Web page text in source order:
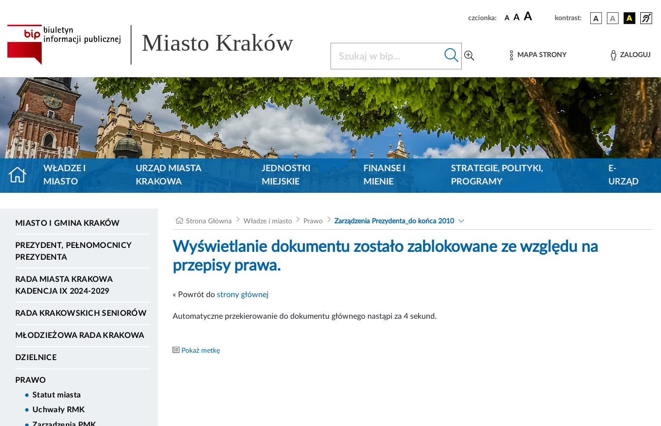
czcionka: A A A kontrast:
Miasto Kraków MAPA STRONY ZALOGUJ
WŁADZE I
MIASTO
URZĄD MIASTA
KRAKOWA
JEDNOSTKI
MIEJSKIE
FINANSE I
MIENIE
STRATEGIE, POLITYKI,
PROGRAMY
E-
URZĄD
MIASTO I GMINA KRAKÓW
PREZYDENT, PEŁNOMOCNICY
PREZYDENTA
RADA MIASTA KRAKOWA
KADENCJA IX 2024-2029
RADA KRAKOWSKICH SENIORÓW
MŁODZIEŻOWA RADA KRAKOWA
DZIELNICE
PRAWO
Statut miasta
Uchwały RMK
Strona Główna Władze i miasto Prawo Zarządzenia Prezydenta_do końca 2010
Wyświetlanie dokumentu zostało zablokowane ze względu na
przepisy prawa.
« Powrót do strony głównej
Automatyczne przekierowanie do dokumentu głównego nastąpi za 4 sekund.
Pokaż metkę